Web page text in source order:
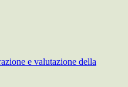
e valutazione della